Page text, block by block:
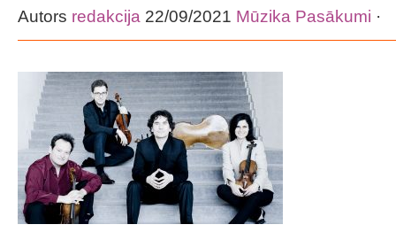
Autors redakcija 22/09/2021 Mūzika Pasākumi ·